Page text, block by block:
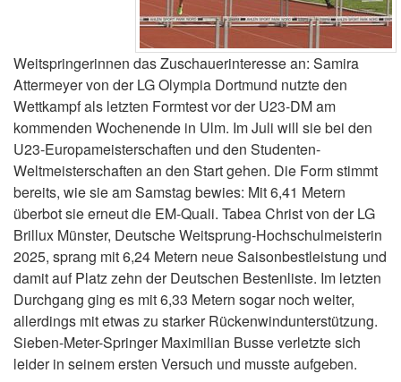
Weitspringerinnen das Zuschauerinteresse an: Samira
Attermeyer von der LG Olympia Dortmund nutzte den
Wettkampf als letzten Formtest vor der U23-DM am
kommenden Wochenende in Ulm. Im Juli will sie bei den
U23-Europameisterschaften und den Studenten-
Weltmeisterschaften an den Start gehen. Die Form stimmt
bereits, wie sie am Samstag bewies: Mit 6,41 Metern
überbot sie erneut die EM-Quali. Tabea Christ von der LG
Brillux Münster, Deutsche Weitsprung-Hochschulmeisterin
2025, sprang mit 6,24 Metern neue Saisonbestleistung und
damit auf Platz zehn der Deutschen Bestenliste. Im letzten
Durchgang ging es mit 6,33 Metern sogar noch weiter,
allerdings mit etwas zu starker Rückenwindunterstützung.
Sieben-Meter-Springer Maximilian Busse verletzte sich
leider in seinem ersten Versuch und musste aufgeben.